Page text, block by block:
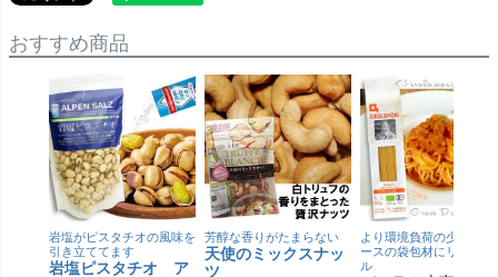
おすすめ商品
岩塩がピスタチオの風味を
引き立ててます
岩塩ピスタチオ ア
芳醇な香りがたまらない
天使のミックスナッ
ツ
より環境負荷の少ない紙
ースの袋包材にリニュー
ル